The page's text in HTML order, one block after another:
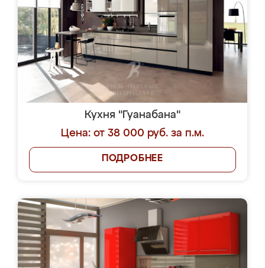
Кухня "Гуанабана"
Цена: от 38 000 руб. за п.м.
ПОДРОБНЕЕ